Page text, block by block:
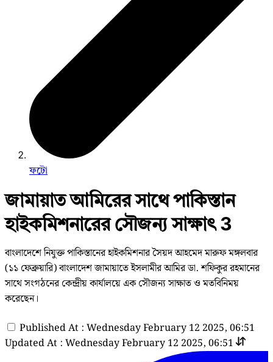
ফটো
জামায়াত আমিরের সাথে পাকিস্তান
হাইকমিশনারের সৌজন্য সাক্ষাৎ 3
বাংলাদেশে নিযুক্ত পাকিস্তানের হাইকমিশনার সৈয়দ আহমেদ মারুফ মঙ্গলবার
(১১ ফেব্রুয়ারি) বাংলাদেশ জামায়াতে ইসলামীর আমির ডা. শফিকুর রহমানের
সাথে সংগঠনের কেন্দ্রীয় কার্যালয়ে এক সৌজন্য সাক্ষাত ও মতবিনিময়
করেছেন।
Published At : Wednesday February 12 2025, 06:51
Updated At : Wednesday February 12 2025, 06:51